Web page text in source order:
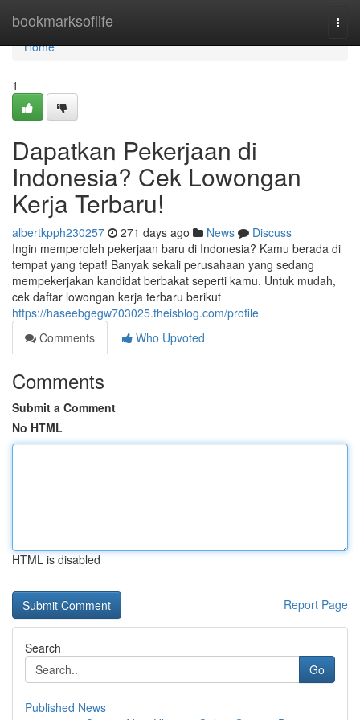
bookmarksoflife
Home
Home
1
Dapatkan Pekerjaan di
Indonesia? Cek Lowongan
Kerja Terbaru!
albertkpph230257 271 days ago News
Discuss
Ingin memperoleh pekerjaan baru di Indonesia? Kamu berada di
tempat yang tepat! Banyak sekali perusahaan yang sedang
mempekerjakan kandidat berbakat seperti kamu. Untuk mudah,
cek daftar lowongan kerja terbaru berikut
https://haseebgegw703025.theisblog.com/profile
Comments
Who Upvoted
Comments
Submit a Comment
No HTML
HTML is disabled
Report Page
Search
Go
Published News